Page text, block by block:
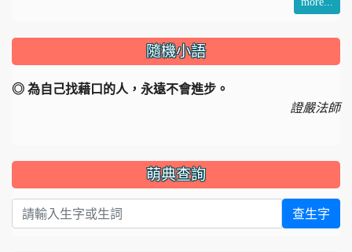
隨機小語
◎ 為自己找藉口的人，永遠不會進步。
證嚴法師
萌典查詢
查生字